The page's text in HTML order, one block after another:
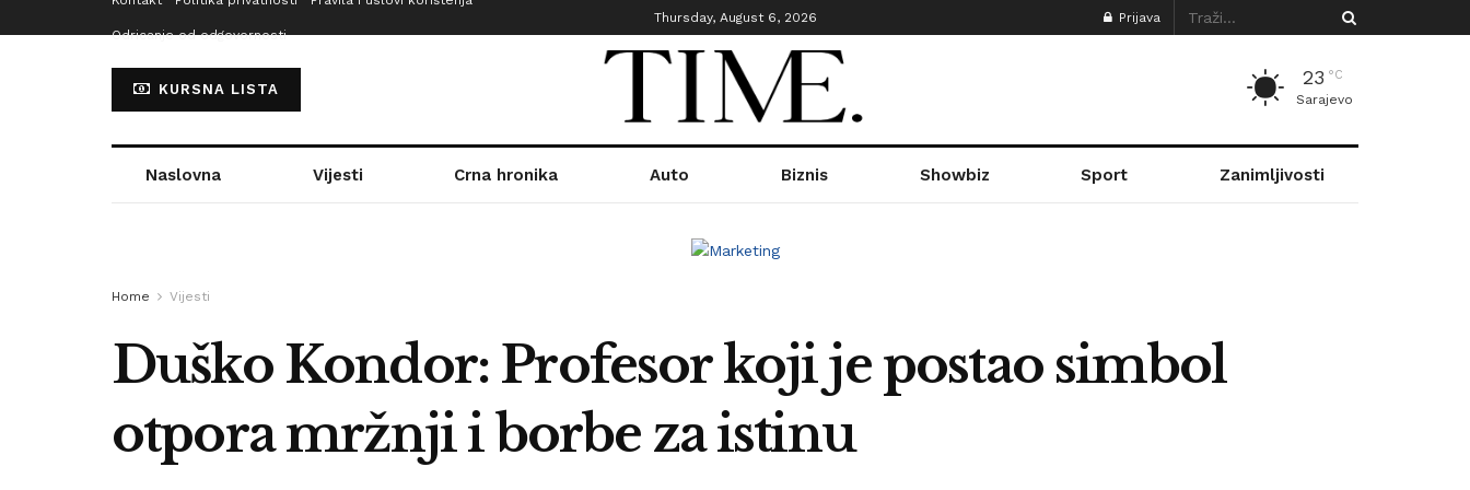
Odricanje od odgovornosti
Thursday, August 6, 2026 Prijava
KURSNA LISTA
23 °C
Sarajevo
Naslovna Vijesti Crna hronika Auto Biznis Showbiz Sport Zanimljivosti
Home Vijesti
Duško Kondor: Profesor koji je postao simbol
otpora mržnji i borbe za istinu